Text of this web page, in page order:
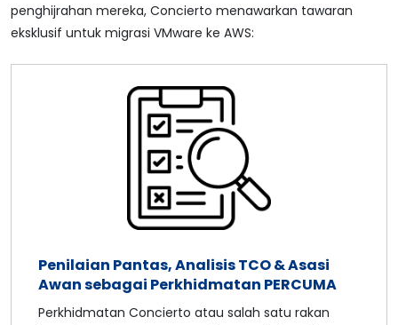
penghijrahan mereka, Concierto menawarkan tawaran
eksklusif untuk migrasi VMware ke AWS:
Penilaian Pantas, Analisis TCO & Asasi
Awan sebagai Perkhidmatan PERCUMA
Perkhidmatan Concierto atau salah satu rakan